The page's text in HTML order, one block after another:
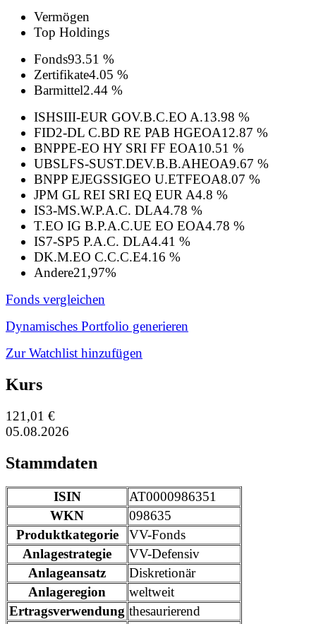
Vermögen
Top Holdings
Fonds93.51 %
Zertifikate4.05 %
Barmittel2.44 %
ISHSIII-EUR GOV.B.C.EO A.13.98 %
FID2-DL C.BD RE PAB HGEOA12.87 %
BNPPE-EO HY SRI FF EOA10.51 %
UBSLFS-SUST.DEV.B.B.AHEOA9.67 %
BNPP EJEGSSIGEO U.ETFEOA8.07 %
JPM GL REI SRI EQ EUR A4.8 %
IS3-MS.W.P.A.C. DLA4.78 %
T.EO IG B.P.A.C.UE EO EOA4.78 %
IS7-SP5 P.A.C. DLA4.41 %
DK.M.EO C.C.C.E4.16 %
Andere21,97%
Fonds vergleichen
Dynamisches Portfolio generieren
Zur Watchlist hinzufügen
Kurs
121,01 €
05.08.2026
Stammdaten
ISIN
AT0000986351
WKN
098635
Produktkategorie
VV-Fonds
Anlagestrategie
VV-Defensiv
Anlageansatz
Diskretionär
Anlageregion
weltweit
Ertragsverwendung thesaurierend